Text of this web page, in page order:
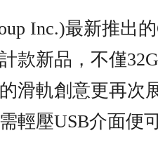
Inc.)最新推出
款新品，不僅
滑軌創意更再次
輕壓USB介面便